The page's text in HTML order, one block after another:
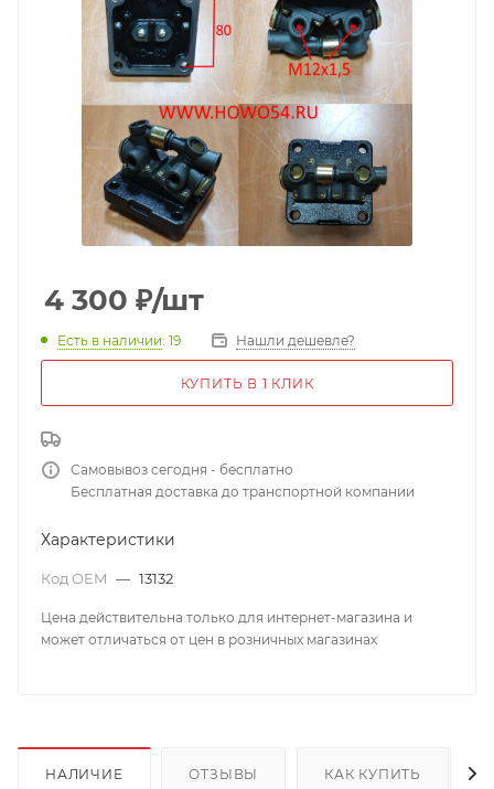
4 300 ₽/шт
Есть в наличии: 19 Нашли дешевле?
КУПИТЬ В 1 КЛИК
Самовывоз сегодня - бесплатно
Бесплатная доставка до транспортной компании
Характеристики
Код OEM — 13132
Цена действительна только для интернет-магазина и
может отличаться от цен в розничных магазинах
НАЛИЧИЕ ОТЗЫВЫ КАК КУПИТЬ